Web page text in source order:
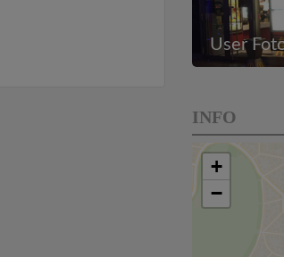
User
INFO
+
−